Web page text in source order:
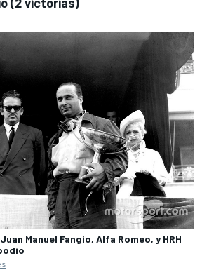
Manuel Fangio, Alfa Romeo, y HRH